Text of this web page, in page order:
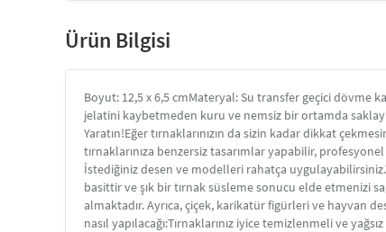
Ürün Bilgisi
Boyut: 12,5 x 6,5 cmMateryal: Su transfer geçici dövme
jelatini kaybetmeden kuru ve nemsiz bir ortamda
Yaratın!Eğer tırnaklarınızın da sizin kadar dikkat
tırnaklarınıza benzersiz tasarımlar yapabilir,
İstediğiniz desen ve modelleri rahatça
basittir ve şık bir tırnak süsleme sonucu elde etmenizi
almaktadır. Ayrıca, çiçek, karikatür figürleri ve hayvan
nasıl yapılacağı:Tırnaklarınız iyice temizlenmeli ve